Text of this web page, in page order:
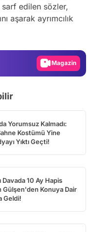
edilen sözler,
aşarak ayrımcılık
Video
Test
Magazin
Video
Yorumsuz Kalmadı:
Kostümü Yine
Yıktı Geçti!
Davada 10 Ay Hapis
Gülşen'den Konuya Dair
Geldi!